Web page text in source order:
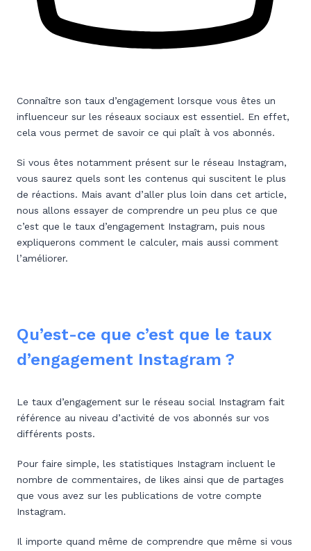
Connaître son taux d’engagement lorsque vous êtes un
influenceur sur les réseaux sociaux est essentiel. En effet,
cela vous permet de savoir ce qui plaît à vos abonnés.
Si vous êtes notamment présent sur le réseau Instagram,
vous saurez quels sont les contenus qui suscitent le plus
de réactions. Mais avant d’aller plus loin dans cet article,
nous allons essayer de comprendre un peu plus ce que
c’est que le taux d’engagement Instagram, puis nous
expliquerons comment le calculer, mais aussi comment
l’améliorer.
Qu’est-ce que c’est que le taux
d’engagement Instagram ?
Le taux d’engagement sur le réseau social Instagram fait
référence au niveau d’activité de vos abonnés sur vos
différents posts.
Pour faire simple, les statistiques Instagram incluent le
nombre de commentaires, de likes ainsi que de partages
que vous avez sur les publications de votre compte
Instagram.
Il importe quand même de comprendre que même si vous